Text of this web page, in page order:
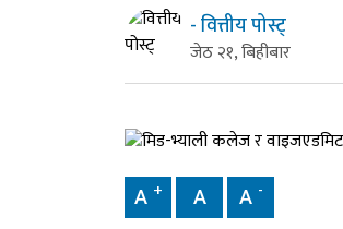
- वित्तीय पोस्ट्
जेठ २१, बिहीबार
A + A A -